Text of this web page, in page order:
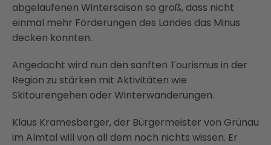
abgelaufenen Wintersaison so groß, dass nicht
einmal mehr Förderungen des Landes das Minus
decken konnten.
Angedacht wird nun den sanften Tourismus in der
Region zu stärken mit Aktivitäten wie
Skitourengehen oder Winterwanderungen.
Klaus Kramesberger, der Bürgermeister von Grünau
im Almtal will von all dem noch nichts wissen. Er